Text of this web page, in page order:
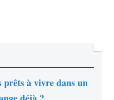
prêts à vivre dans un